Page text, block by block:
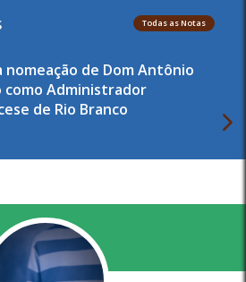
Todas as Notas
nomeação de Dom Antônio
como Administrador
de Rio Branco